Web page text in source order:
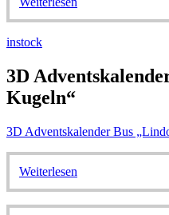
instock
3D
Kugeln“
3D Adventskalender Bus
Weiterlesen